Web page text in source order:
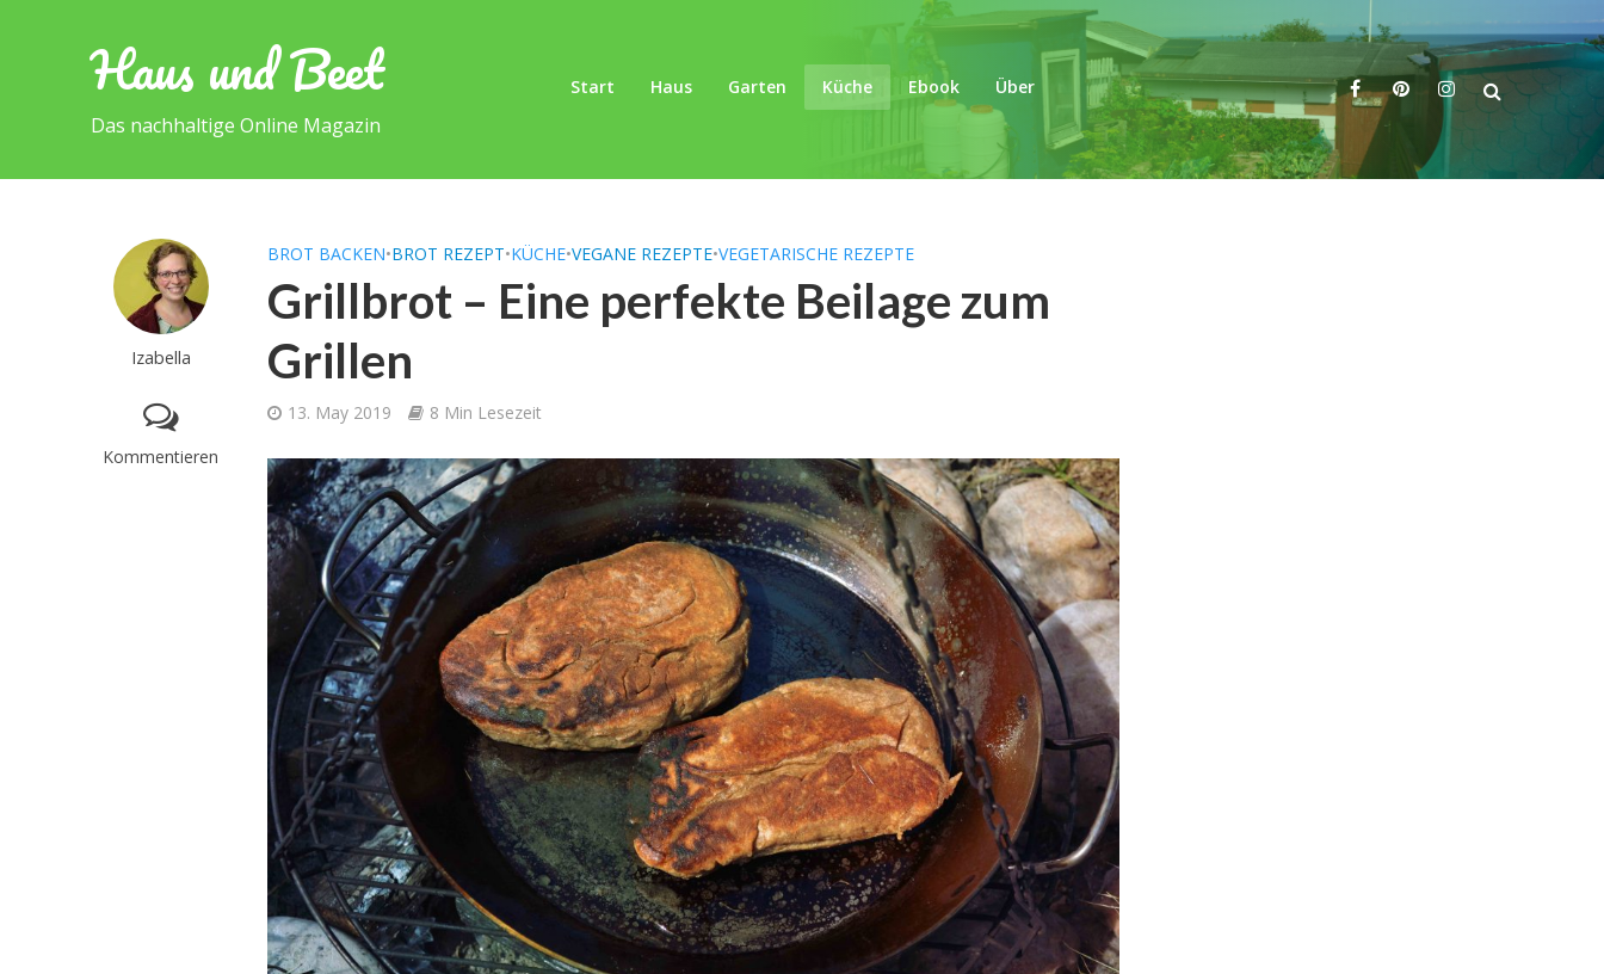
Haus und Beet
Das nachhaltige Online Magazin
Start Haus Garten Küche Ebook Über
Izabella
Kommentieren
BROT BACKEN•BROT REZEPT•KÜCHE•VEGANE REZEPTE•VEGETARISCHE REZEPTE
Grillbrot – Eine perfekte Beilage zum
Grillen
13. May 2019 8 Min Lesezeit